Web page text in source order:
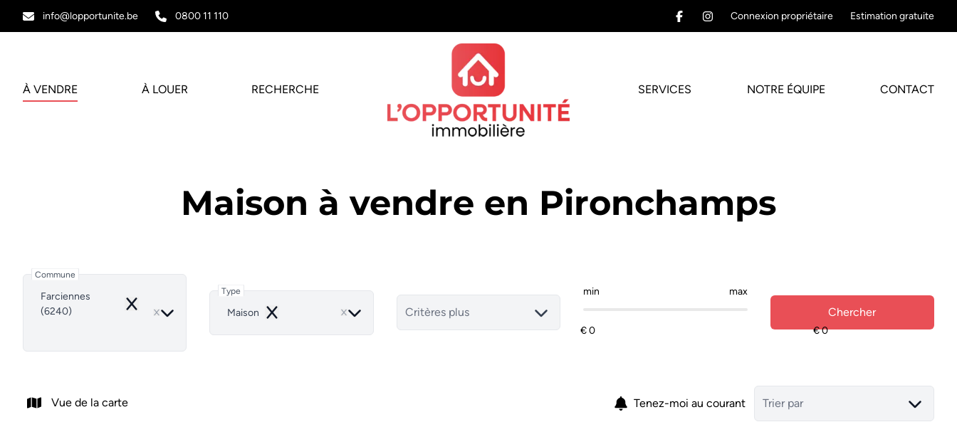
info@lopportunite.be 0800 11 110 Connexion propriétaire Estimation gratuite
À VENDRE À LOUER RECHERCHE SERVICES NOTRE ÉQUIPE CONTACT
Maison à vendre en Pironchamps
Commune
Farciennes
(6240)
Remove
Type
Maison
Remove Critères plus
min max
Chercher
Vue de la carte Tenez-moi au courant Trier par